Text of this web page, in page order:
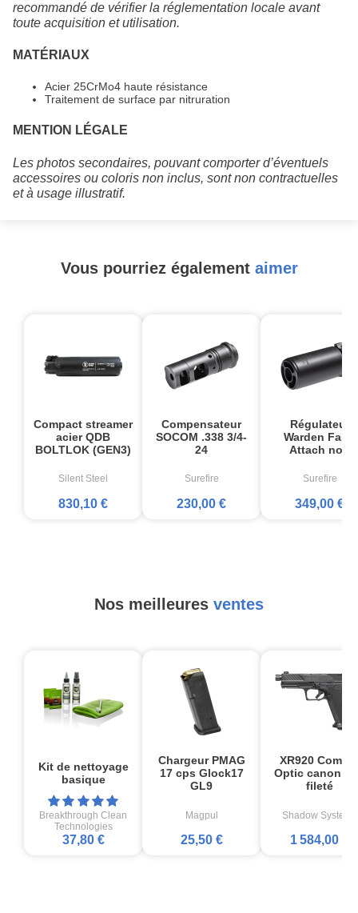
recommandé de vérifier la réglementation locale avant
toute acquisition et utilisation.
MATÉRIAUX
Acier 25CrMo4 haute résistance
Traitement de surface par nitruration
MENTION LÉGALE
Les photos secondaires, pouvant comporter d’éventuels
accessoires ou coloris non inclus, sont non contractuelles
et à usage illustratif.
Vous pourriez également aimer
Compact streamer
acier QDB
BOLTLOK (GEN3)
Silent Steel
830,10 €
Compensateur
SOCOM .338 3/4-
24
Surefire
230,00 €
Régulateur
Warden Fast-
Attach noir
Surefire
349,00 €
Nos meilleures ventes
Kit de nettoyage
basique
Breakthrough Clean
Technologies
37,80 €
Chargeur PMAG
17 cps Glock17
GL9
Magpul
25,50 €
XR920
Optic canon
fileté
Shadow Systems
1 584,00 €